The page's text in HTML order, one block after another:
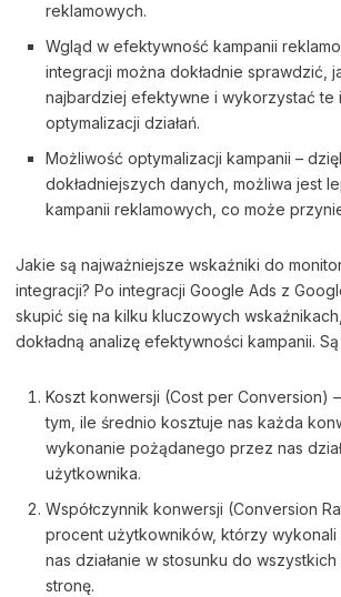
reklamowych.
Wgląd w efektywność kampanii
integracji można dokładnie sprawdzić,
najbardziej efektywne i wykorzystać te
optymalizacji działań.
Możliwość optymalizacji kampanii –
dokładniejszych danych, możliwa jest
kampanii reklamowych, co może
Jakie są najważniejsze wskaźniki do
integracji? Po integracji Google Ads z
skupić się na kilku kluczowych
dokładną analizę efektywności kampanii.
Koszt konwersji (Cost per Conversion)
tym, ile średnio kosztuje nas każda
wykonanie pożądanego przez nas
użytkownika.
Współczynnik konwersji (Conversion
procent użytkowników, którzy
nas działanie w stosunku do
stronę.